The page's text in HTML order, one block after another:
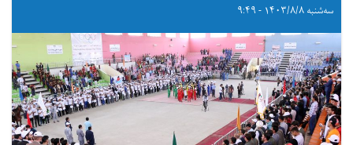
سه‌شنبه ۱۴۰۳/۸/۸ - ۹:۴۹